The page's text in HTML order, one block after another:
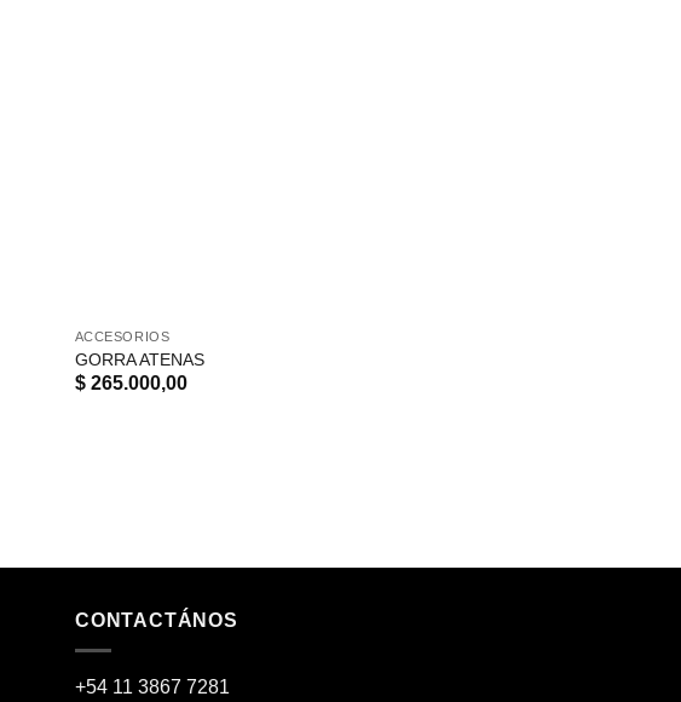
ACCESORIOS
GORRA ATENAS
$265.000,00
CONTACTÁNOS
+54 11 3867 7281